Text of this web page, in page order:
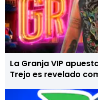
La Granja VIP
Trejo es revelado